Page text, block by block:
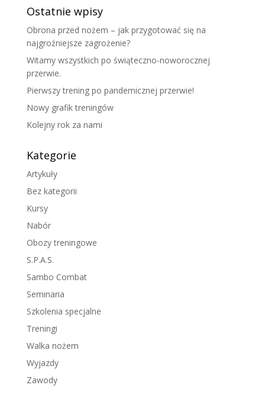
Ostatnie wpisy
Obrona przed nożem – jak przygotować się na
najgroźniejsze zagrożenie?
Witamy wszystkich po świąteczno-noworocznej
przerwie.
Pierwszy trening po pandemicznej przerwie!
Nowy grafik treningów
Kolejny rok za nami
Kategorie
Artykuły
Bez kategorii
Kursy
Nabór
Obozy treningowe
S.P.A.S.
Sambo Combat
Seminaria
Szkolenia specjalne
Treningi
Walka nożem
Wyjazdy
Zawody